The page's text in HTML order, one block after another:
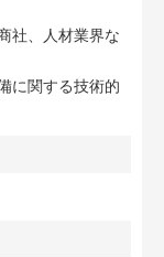
社、人材業界な
に関する技術的